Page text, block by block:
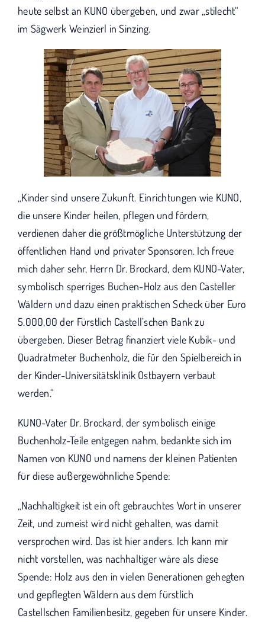
heute selbst an KUNO übergeben, und zwar „stilecht“
im Sägwerk Weinzierl in Sinzing.
„Kinder sind unsere Zukunft. Einrichtungen wie KUNO,
die unsere Kinder heilen, pflegen und fördern,
verdienen daher die größtmögliche Unterstützung der
öffentlichen Hand und privater Sponsoren. Ich freue
mich daher sehr, Herrn Dr. Brockard, dem KUNO-Vater,
symbolisch sperriges Buchen-Holz aus den Casteller
Wäldern und dazu einen praktischen Scheck über Euro
5.000,00 der Fürstlich Castell’schen Bank zu
übergeben. Dieser Betrag finanziert viele Kubik- und
Quadratmeter Buchenholz, die für den Spielbereich in
der Kinder-Universitätsklinik Ostbayern verbaut
werden.“
KUNO-Vater Dr. Brockard, der symbolisch einige
Buchenholz-Teile entgegen nahm, bedankte sich im
Namen von KUNO und namens der kleinen Patienten
für diese außergewöhnliche Spende:
„Nachhaltigkeit ist ein oft gebrauchtes Wort in unserer
Zeit, und zumeist wird nicht gehalten, was damit
versprochen wird. Das ist hier anders. Ich kann mir
nicht vorstellen, was nachhaltiger wäre als diese
Spende: Holz aus den in vielen Generationen gehegten
und gepflegten Wäldern aus dem fürstlich
Castellschen Familienbesitz, gegeben für unsere Kinder.